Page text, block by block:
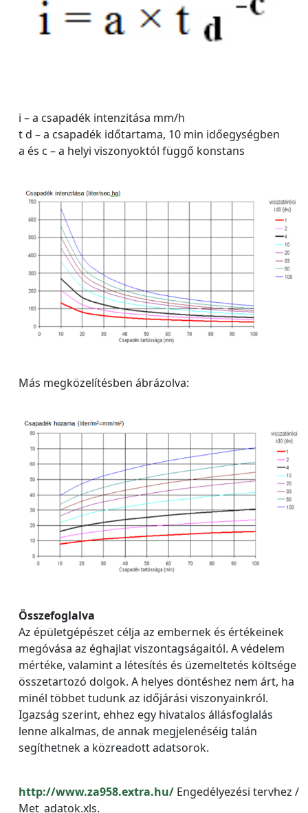
i – a csapadék intenzitása mm/h
t d – a csapadék időtartama, 10 min időegységben
a és c – a helyi viszonyoktól függő konstans
Más megközelítésben ábrázolva:
Összefoglalva
Az épületgépészet célja az embernek és értékeinek
megóvása az éghajlat viszontagságaitól. A védelem
mértéke, valamint a létesítés és üzemeltetés költsége
összetartozó dolgok. A helyes döntéshez nem árt, ha
minél többet tudunk az időjárási viszonyainkról.
Igazság szerint, ehhez egy hivatalos állásfoglalás
lenne alkalmas, de annak megjelenéséig talán
segíthetnek a közreadott adatsorok.
http://www.za958.extra.hu/ Engedélyezési tervhez /
Met_adatok.xls.